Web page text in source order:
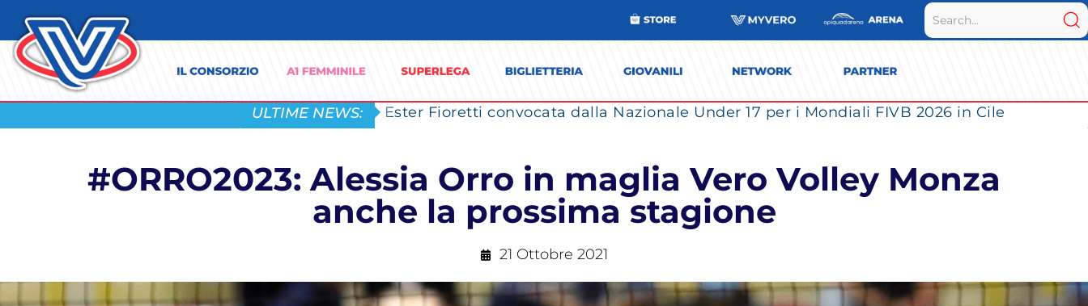
ULTIME NEWS: Ester Fioretti convocata dalla Nazionale Under 17 per i Mondiali FIVB 2026 in Cile
#ORRO2023: Alessia Orro in maglia Vero Volley Monza
anche la prossima stagione
21 Ottobre 2021